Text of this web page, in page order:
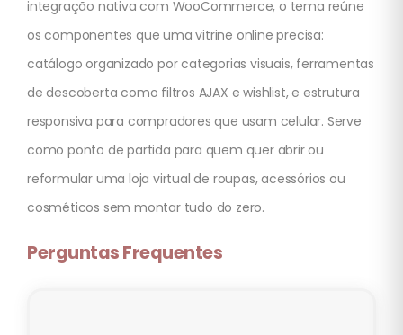
integração nativa com WooCommerce, o tema reúne
os componentes que uma vitrine online precisa:
catálogo organizado por categorias visuais, ferramentas
de descoberta como filtros AJAX e wishlist, e estrutura
responsiva para compradores que usam celular. Serve
como ponto de partida para quem quer abrir ou
reformular uma loja virtual de roupas, acessórios ou
cosméticos sem montar tudo do zero.
Perguntas Frequentes